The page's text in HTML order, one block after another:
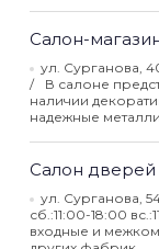
Салон-
ул. Сурганова,
В салоне
наличии
надежные
Салон дверей
ул. Сурганова,
сб.:11:00-18:00
входные и